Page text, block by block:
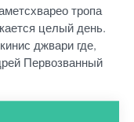
тропа
целый день.
джвари где,
Первозванный